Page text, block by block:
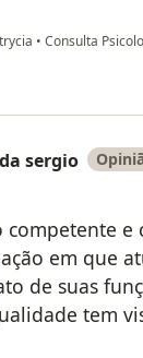
• Consulta
sergio
e
em que
de suas
tem